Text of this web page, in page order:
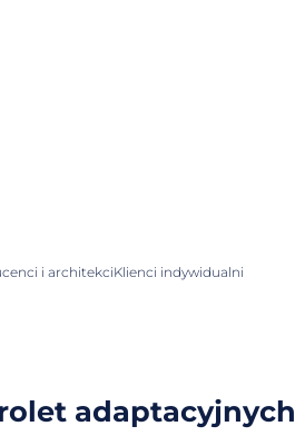
i architekciKlienci indywidualni
adaptacyjnych